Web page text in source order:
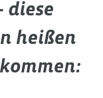
diese
heißen